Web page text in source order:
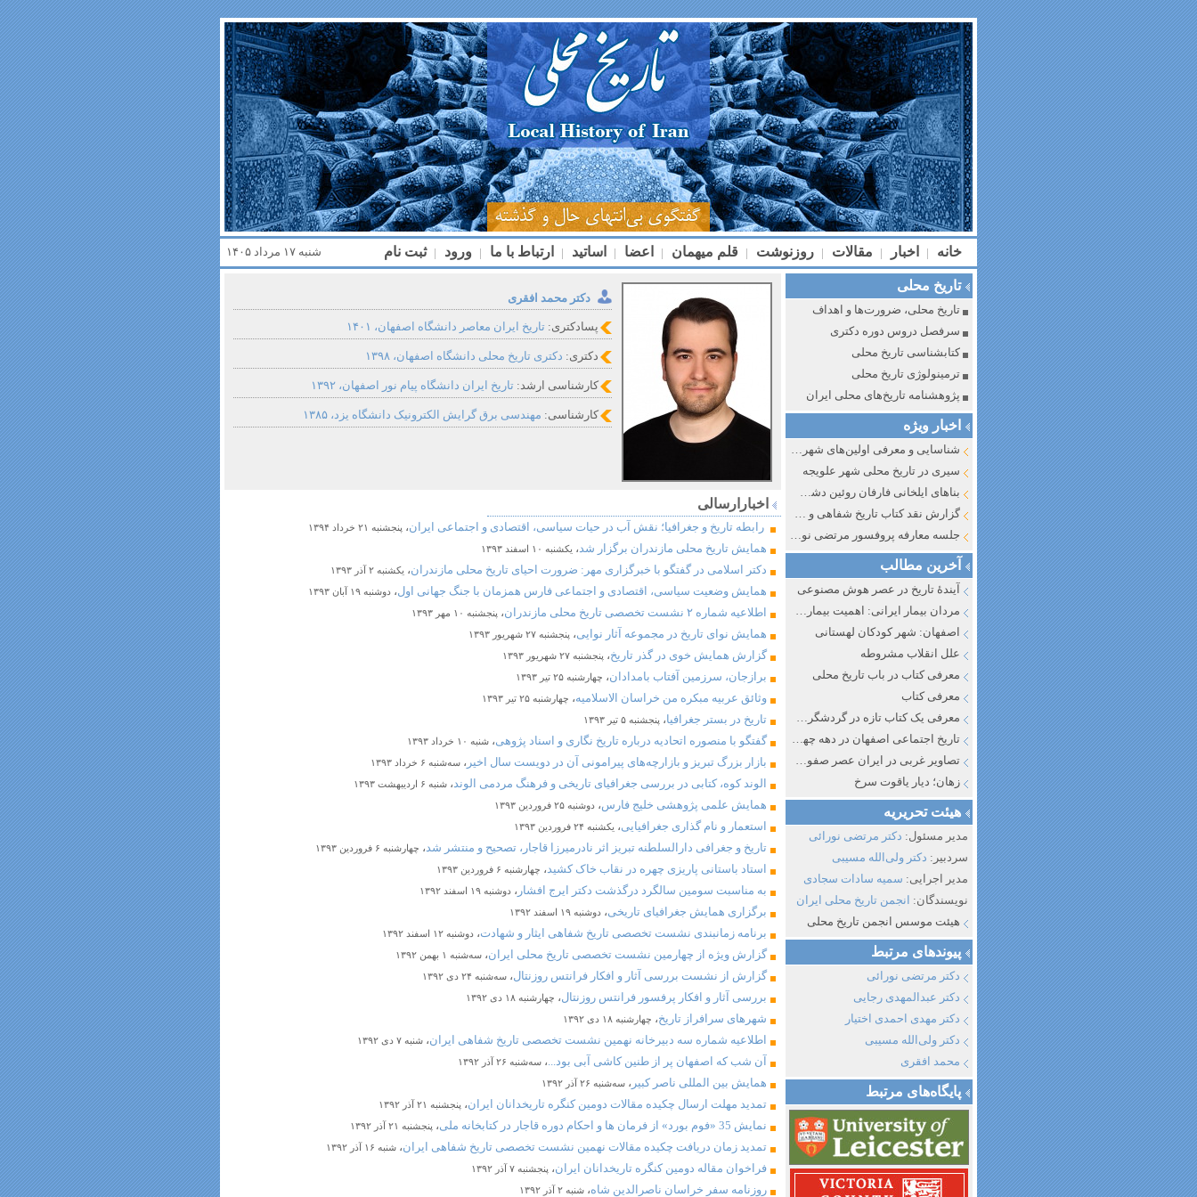
خانه | اخبار | مقالات | روزنوشت | قلم میهمان | اعضا | اساتید | ارتباط با ما | ورود | ثبت نام شنبه ۱۷ مرداد ۱۴۰۵
تاریخ محلی
تاریخ محلی، ضرورت‌ها و اهداف
سرفصل دروس دوره دکتری
کتابشناسی تاریخ محلی
ترمینولوژی تاریخ محلی
پژوهشنامه تاریخ‌های محلی ایران
اخبار ویژه
شناسایی و معرفی اولین‌های شهر مشهد
سیری در تاریخ محلی شهر علویجه
بناهای ایلخانی فارفان روئین دشت اصفهان
گزارش نقد کتاب تاریخ شفاهی و جایگاه آن در تاریخ نگاری معاصر ایران ۱۳۸۵-۱۳۵۸
جلسه معارفه پروفسور مرتضی نورائی در دپارتمان شرق‌شناسی دانشگاه صوفیا، بلغارستان
آخرین مطالب
آیندهٔ تاریخ در عصر هوش مصنوعی
مردان بیمار ایرانی: اهمیت بیماری به عنوان عاملی در تفسیر تاریخ سیاسی ایران جدید
اصفهان: شهر کودکان لهستانی
علل انقلاب مشروطه
معرفی کتاب در باب تاریخ محلی
معرفی کتاب
معرفی یک کتاب تازه در گردشگری اصفهان
تاریخ اجتماعی اصفهان در دهه چهل و پنجاه از نگاه طنز نوروز جمشاد
تصاویر غربی در ایران عصر صفوی و قاجار
زهان؛ دیار یاقوت سرخ
هیئت تحریریه
مدیر مسئول: دکتر مرتضی نورائی
سردبیر: دکتر ولی‌الله مسیبی
مدیر اجرایی: سمیه سادات سجادی
نویسندگان: انجمن تاریخ محلی ایران
هیئت موسس انجمن تاریخ محلی
پیوند‌های مرتبط
دکتر مرتضی نورائی
دکتر عبدالمهدی رجایی
دکتر مهدی احمدی اختیار
دکتر ولی‌الله مسیبی
محمد افقری
پایگاه‌های مرتبط
دکتر محمد افقری
پسادکتری: تاریخ ایران معاصر دانشگاه اصفهان، ۱۴۰۱
دکتری: دکتری تاریخ محلی دانشگاه اصفهان، ۱۳۹۸
کارشناسی ارشد: تاریخ ایران دانشگاه پیام نور اصفهان، ۱۳۹۲
کارشناسی: مهندسی برق گرایش الکترونیک دانشگاه یزد، ۱۳۸۵
اخبارارسالی
​​​ رابطه تاریخ و جغرافیا؛ نقش آب در حیات سیاسی، اقتصادی و اجتماعی ایران، پنجشنبه ۲۱ خرداد ۱۳۹۴
همایش تاریخ محلی مازندران برگزار شد، یکشنبه ۱۰ اسفند ۱۳۹۳
دکتر اسلامی در گفتگو با خبرگزاری مهر: ضرورت احیای تاریخ محلی مازندران، یکشنبه ۲ آذر ۱۳۹۳
همایش وضعیت سیاسی، اقتصادی و اجتماعی فارس همزمان با جنگ جهانی اول، دوشنبه ۱۹ آبان ۱۳۹۳
اطلاعیه شماره ۲ نشست تخصصی تاریخ محلی مازندران ، پنجشنبه ۱۰ مهر ۱۳۹۳
همایش نوای تاریخ در مجموعه آثار نوایی، پنجشنبه ۲۷ شهریور ۱۳۹۳
گزارش همایش خوی در گذر تاریخ، پنجشنبه ۲۷ شهریور ۱۳۹۳
برازجان، سرزمین آفتاب بامدادان، چهارشنبه ۲۵ تیر ۱۳۹۳
وثائق عربیه مبکره من خراسان الاسلامیه، چهارشنبه ۲۵ تیر ۱۳۹۳
تاریخ در بستر جغرافیا، پنجشنبه ۵ تیر ۱۳۹۳
گفتگو با منصوره اتحادیه درباره تاریخ نگاری و اسناد پژوهی، شنبه ۱۰ خرداد ۱۳۹۳
بازار بزرگ تبریز و بازارچه‌های پیرامونی آن در دویست سال اخیر ، سه‌شنبه ۶ خرداد ۱۳۹۳
الوند کوه، ​​کتابی در بررسی جغرافیای تاریخی و فرهنگ مردمی الوند، شنبه ۶ اردیبهشت ۱۳۹۳
همایش علمی پژوهشی خلیج فارس، دوشنبه ۲۵ فروردین ۱۳۹۳
استعمار و نام گذاری جغرافیایی، یکشنبه ۲۴ فروردین ۱۳۹۳
تاریخ و جغرافی دارالسلطنه تبریز اثر نادرمیرزا قاجار، تصحیح و منتشر شد، چهارشنبه ۶ فروردین ۱۳۹۳
استاد باستانی پاریزی چهره در نقاب خاک کشید، چهارشنبه ۶ فروردین ۱۳۹۳
به مناسبت سومین سالگرد درگذشت دکتر ایرج افشار ، دوشنبه ۱۹ اسفند ۱۳۹۲
برگزاری همایش جغرافیای تاریخی، دوشنبه ۱۹ اسفند ۱۳۹۲
برنامه زمانبندی نشست تخصصی تاریخ شفاهی ایثار و شهادت، دوشنبه ۱۲ اسفند ۱۳۹۲
گزارش ویژه از چهارمین نشست تخصصی تاریخ محلی ایران، سه‌شنبه ۱ بهمن ۱۳۹۲
گزارش از نشست بررسی آثار و افکار فرانتس روزنتال، سه‌شنبه ۲۴ دی ۱۳۹۲
بررسی آثار و افکار پرفسور فرانتس روزنتال، چهارشنبه ۱۸ دی ۱۳۹۲
شهرهای سرافراز تاریخ، چهارشنبه ۱۸ دی ۱۳۹۲
اطلاعیه شماره سه دبیرخانه نهمین نشست تخصصی تاریخ شفاهی ایران، شنبه ۷ دی ۱۳۹۲
آن شب که اصفهان پر از طنین کاشی آبی بود...، سه‌شنبه ۲۶ آذر ۱۳۹۲
همایش بین المللی ناصر کبیر ، سه‌شنبه ۲۶ آذر ۱۳۹۲
تمدید مهلت ارسال چکیده مقالات دومین کنگره تاریخدانان ایران، پنجشنبه ۲۱ آذر ۱۳۹۲
نمایش 35 «فوم بورد» از فرمان ها و احکام دوره قاجار در کتابخانه ملی ، پنجشنبه ۲۱ آذر ۱۳۹۲
تمدید زمان دریافت چکیده مقالات نهمین نشست تخصصی تاریخ شفاهی ایران، شنبه ۱۶ آذر ۱۳۹۲
فراخوان مقاله دومین کنگره تاریخدانان ایران، پنجشنبه ۷ آذر ۱۳۹۲
روزنامه سفر خراسان ناصرالدین شاه، شنبه ۲ آذر ۱۳۹۲